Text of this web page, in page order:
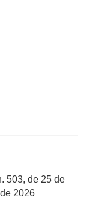
503, de 25 de
2026